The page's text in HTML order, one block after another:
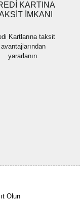
KARTINA
İMKANI
Kartlarına taksit
avantajlarından
yararlanın.
Olun